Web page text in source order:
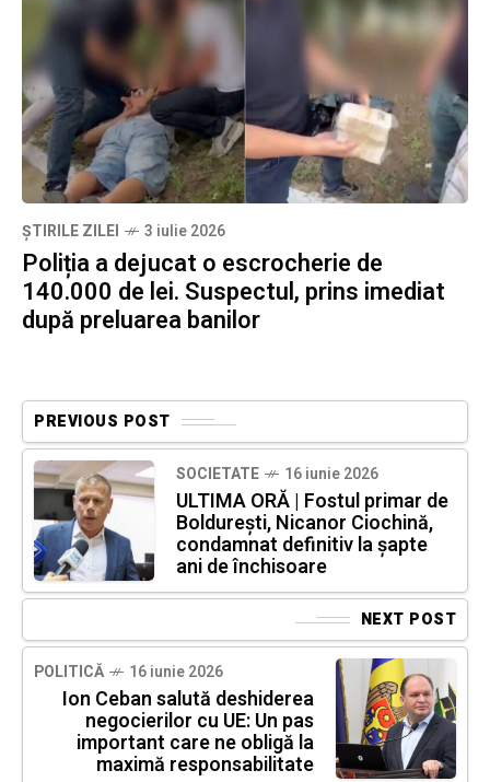
ȘTIRILE ZILEI 3 iulie 2026
Poliția a dejucat o escrocherie de
140.000 de lei. Suspectul, prins imediat
după preluarea banilor
PREVIOUS POST
SOCIETATE 16 iunie 2026
ULTIMA ORĂ | Fostul primar de
Boldurești, Nicanor Ciochină,
condamnat definitiv la șapte
ani de închisoare
NEXT POST
POLITICĂ 16 iunie 2026
Ion Ceban salută deshiderea
negocierilor cu UE: Un pas
important care ne obligă la
maximă responsabilitate